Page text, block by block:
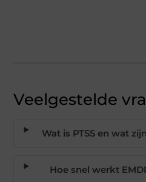
Veelgestelde
Wat is PTSS en wat
Hoe snel werkt